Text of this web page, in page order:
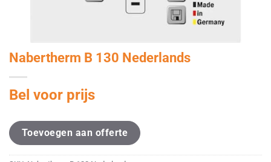
Nabertherm B 130 Nederlands
Bel voor prijs
Toevoegen aan offerte